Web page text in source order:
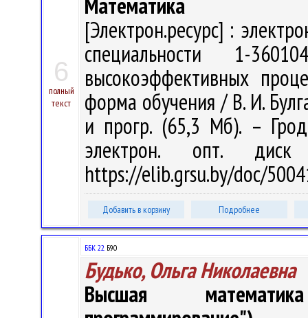
6
полный
текст
[Электрон.ресурс] :
специальности 1-
высокоэффективных
форма обучения / В. И.
и прогр. (65,3 Мб). –
электрон. опт.
https://elib.grsu.by/doc/
Добавить в корзину Подробнее
ББК 22.Б90
Будько, Ольга Николаевна
Высшая